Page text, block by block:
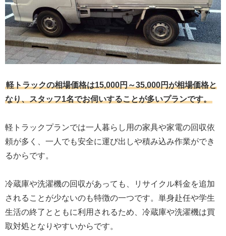
軽トラックの相場価格は15,000円～35,000円が相場価格と
なり、スタッフ1名でお伺いすることが多いプランです。
軽トラックプランでは一人暮らし用の家具や家電の回収依
頼が多く、一人でも安全に運び出しや積み込み作業ができ
るからです。
冷蔵庫や洗濯機の回収があっても、リサイクル料金を追加
されることが少ないのも特徴の一つです。単身赴任や学生
生活の終了とともに利用されるため、冷蔵庫や洗濯機は買
取対処となりやすいからです。